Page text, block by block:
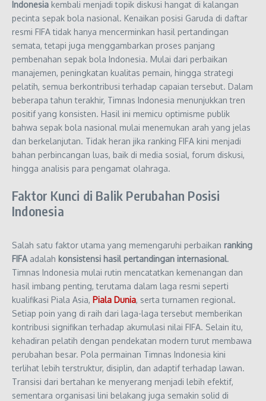
Indonesia kembali menjadi topik diskusi hangat di kalangan
pecinta sepak bola nasional. Kenaikan posisi Garuda di daftar
resmi FIFA tidak hanya mencerminkan hasil pertandingan
semata, tetapi juga menggambarkan proses panjang
pembenahan sepak bola Indonesia. Mulai dari perbaikan
manajemen, peningkatan kualitas pemain, hingga strategi
pelatih, semua berkontribusi terhadap capaian tersebut. Dalam
beberapa tahun terakhir, Timnas Indonesia menunjukkan tren
positif yang konsisten. Hasil ini memicu optimisme publik
bahwa sepak bola nasional mulai menemukan arah yang jelas
dan berkelanjutan. Tidak heran jika ranking FIFA kini menjadi
bahan perbincangan luas, baik di media sosial, forum diskusi,
hingga analisis para pengamat olahraga.
Faktor Kunci di Balik Perubahan Posisi
Indonesia
Salah satu faktor utama yang memengaruhi perbaikan ranking
FIFA adalah konsistensi hasil pertandingan internasional.
Timnas Indonesia mulai rutin mencatatkan kemenangan dan
hasil imbang penting, terutama dalam laga resmi seperti
kualifikasi Piala Asia, Piala Dunia, serta turnamen regional.
Setiap poin yang di raih dari laga-laga tersebut memberikan
kontribusi signifikan terhadap akumulasi nilai FIFA. Selain itu,
kehadiran pelatih dengan pendekatan modern turut membawa
perubahan besar. Pola permainan Timnas Indonesia kini
terlihat lebih terstruktur, disiplin, dan adaptif terhadap lawan.
Transisi dari bertahan ke menyerang menjadi lebih efektif,
sementara organisasi lini belakang juga semakin solid di